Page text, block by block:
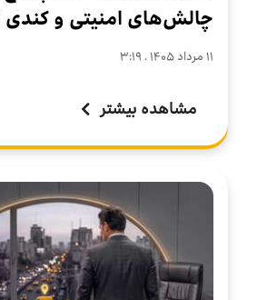
چالش‌های امنیتی و کندی
سازمان‌های چندشعبه‌ای
۱۱ مرداد ۱۴۰۵ . ۳:۱۹
مشاهده بیشتر